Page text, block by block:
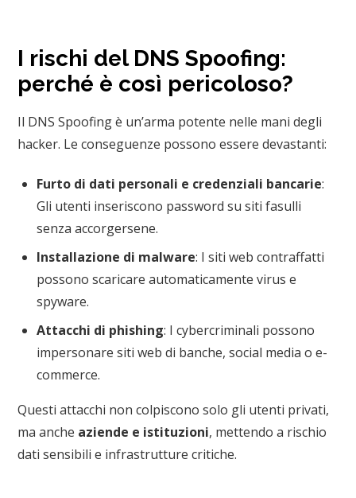
I rischi del DNS Spoofing:
perché è così pericoloso?
Il DNS Spoofing è un’arma potente nelle mani degli
hacker. Le conseguenze possono essere devastanti:
Furto di dati personali e credenziali bancarie:
Gli utenti inseriscono password su siti fasulli
senza accorgersene.
Installazione di malware: I siti web contraffatti
possono scaricare automaticamente virus e
spyware.
Attacchi di phishing: I cybercriminali possono
impersonare siti web di banche, social media o e-
commerce.
Questi attacchi non colpiscono solo gli utenti privati,
ma anche aziende e istituzioni, mettendo a rischio
dati sensibili e infrastrutture critiche.